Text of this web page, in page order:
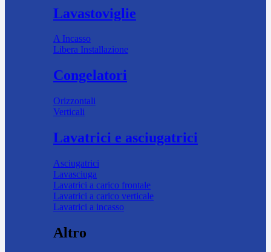
Lavastoviglie
A Incasso
Libera Installazione
Congelatori
Orizzontali
Verticali
Lavatrici e asciugatrici
Asciugatrici
Lavasciuga
Lavatrici a carico frontale
Lavatrici a carico verticale
Lavatrici a incasso
Altro